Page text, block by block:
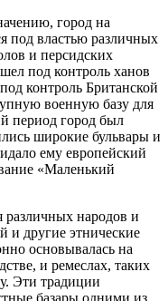
город на
под властью различных
и персидских
под контроль ханов
контроль Британской
военную базу для
период город был
широкие бульвары и
ему европейский
«Маленький
различных народов и
и другие этнические
основывалась на
и ремеслах, таких
Эти традиции
базары одними из